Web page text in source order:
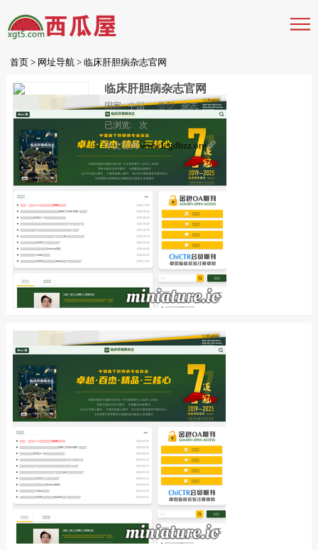
首页> 网址导航> 临床肝胆病杂志官网
临床肝胆病杂志官网
国家: 中国 类型: 杂志
已浏览:
次
中文官网:www.lcgdbzz.org